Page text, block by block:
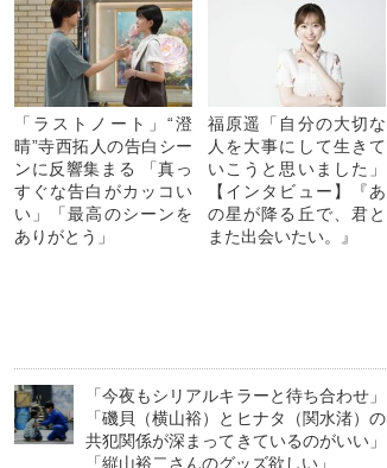
「ラストノート」“澄
晴”寺西拓人の告白シー
ンに反響集まる 「真っ
すぐな告白がカッコい
い」「最高のシーンを
ありがとう」
福原遥「自分の大切な
人を大事にして生きて
いこうと思いました」
【インタビュー】『あ
の星が降る丘で、君と
また出会いたい。』
「今夜もシリアルキラーと待ち合わせ」
「磯貝（横山裕）とヒナタ（関水渚）の
共犯関係が深まってきているのがいい」
「縦山裕二さんのグッズ欲しい」